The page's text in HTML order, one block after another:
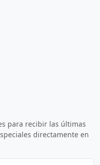
para recibir las últimas
directamente en